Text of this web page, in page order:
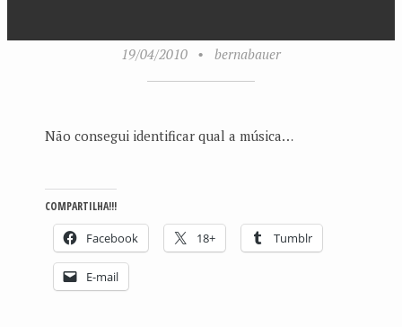
19/04/2010 • bernabauer
Não consegui identificar qual a música…
COMPARTILHA!!!
Facebook 18+ Tumblr
E-mail